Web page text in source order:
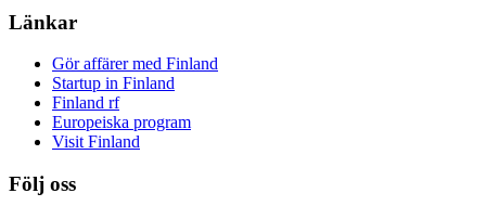
Länkar
Gör affärer med Finland
Startup in Finland
Finland rf
Europeiska program
Visit Finland
Följ oss